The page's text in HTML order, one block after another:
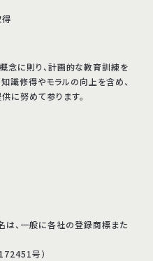
得
念に則り、計画的な教育訓練を
識修得やモラルの向上を含め、
に努めて参ります。
は、一般に各社の登録商標また
号）